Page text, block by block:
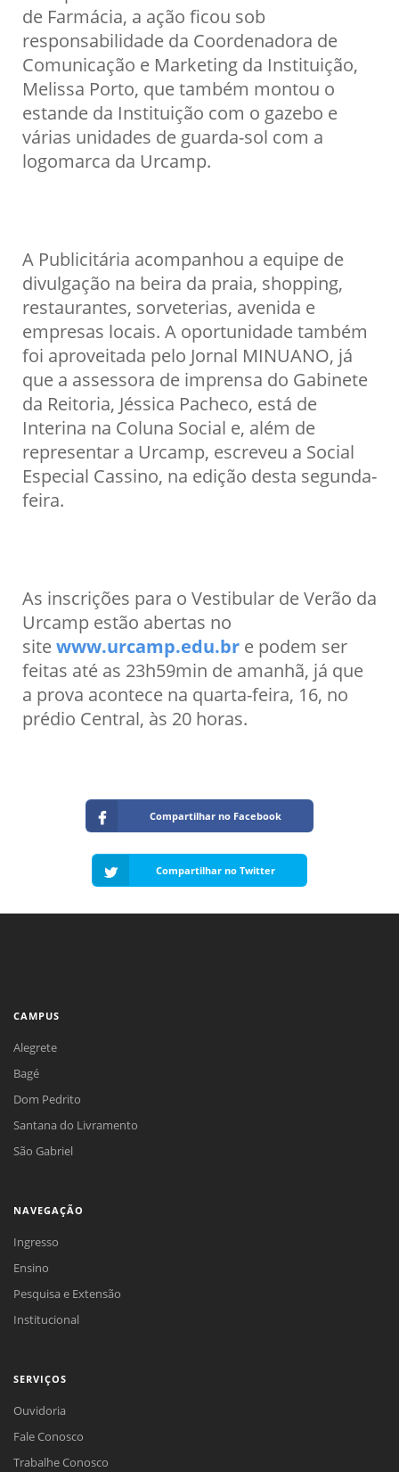
de Farmácia, a ação ficou sob
responsabilidade da Coordenadora de
Comunicação e Marketing da Instituição,
Melissa Porto, que também montou o
estande da Instituição com o gazebo e
várias unidades de guarda-sol com a
logomarca da Urcamp.
A Publicitária acompanhou a equipe de
divulgação na beira da praia, shopping,
restaurantes, sorveterias, avenida e
empresas locais. A oportunidade também
foi aproveitada pelo Jornal MINUANO, já
que a assessora de imprensa do Gabinete
da Reitoria, Jéssica Pacheco, está de
Interina na Coluna Social e, além de
representar a Urcamp, escreveu a Social
Especial Cassino, na edição desta segunda-
feira.
As inscrições para o Vestibular de Verão da
Urcamp estão abertas no
sitewww.urcamp.edu.br e podem ser
feitas até as 23h59min de amanhã, já que
a prova acontece na quarta-feira, 16, no
prédio Central, às 20 horas.
Compartilhar no Facebook
Compartilhar no Twitter
CAMPUS
Alegrete
Bagé
Dom Pedrito
Santana do Livramento
São Gabriel
NAVEGAÇÃO
Ingresso
Ensino
Pesquisa e Extensão
Institucional
SERVIÇOS
Ouvidoria
Fale Conosco
Trabalhe Conosco